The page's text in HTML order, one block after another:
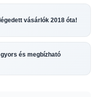
vásárlók 2018 óta!
és megbízható